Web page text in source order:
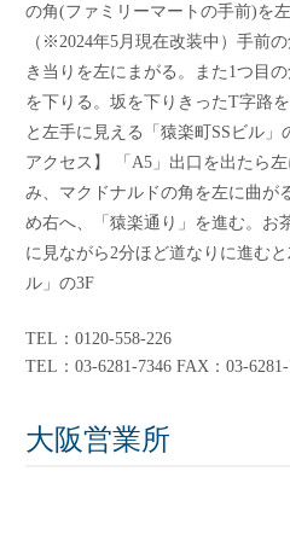
の角(ファミリーマートの手前)を
（※2024年5月現在改装中）手前
き当りを左にまがる。また1つ目
を下りる。坂を下りきったT字路
と左手に見える「猿楽町SSビル
アクセス】 「A5」出口を出たら
み、マクドナルドの角を左に曲が
め右へ、「猿楽通り」を進む。お
に見ながら2分ほど道なりに進む
ル」の3F
TEL：0120-558-226
TEL：03-6281-7346 FAX：03-6281-
大阪営業所